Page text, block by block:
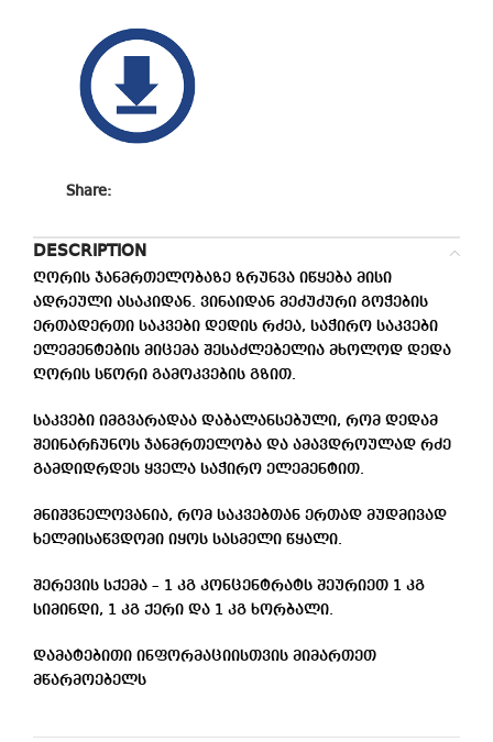
Share:
DESCRIPTION
ღორის ჯანმრთელობაზე ზრუნვა იწყება მისი
ადრეული ასაკიდან. ვინაიდან მეძუძური გოჭების
ერთადერთი საკვები დედის რძეა, საჭირო საკვები
ელემენტების მიცემა შესაძლებელია მხოლოდ დედა
ღორის სწორი გამოკვების გზით.
საკვები იმგვარადაა დაბალანსებული, რომ დედამ
შეინარჩუნოს ჯანმრთელობა და ამავდროულად რძე
გამდიდრდეს ყველა საჭირო ელემენტით.
მნიშვნელოვანია, რომ საკვებთან ერთად მუდმივად
ხელმისაწვდომი იყოს სასმელი წყალი.
შერევის სქემა – 1 კგ კონცენტრატს შეურიეთ 1 კგ
სიმინდი, 1 კგ ქერი და 1 კგ ხორბალი.
დამატებითი ინფორმაციისთვის მიმართეთ
მწარმოებელს